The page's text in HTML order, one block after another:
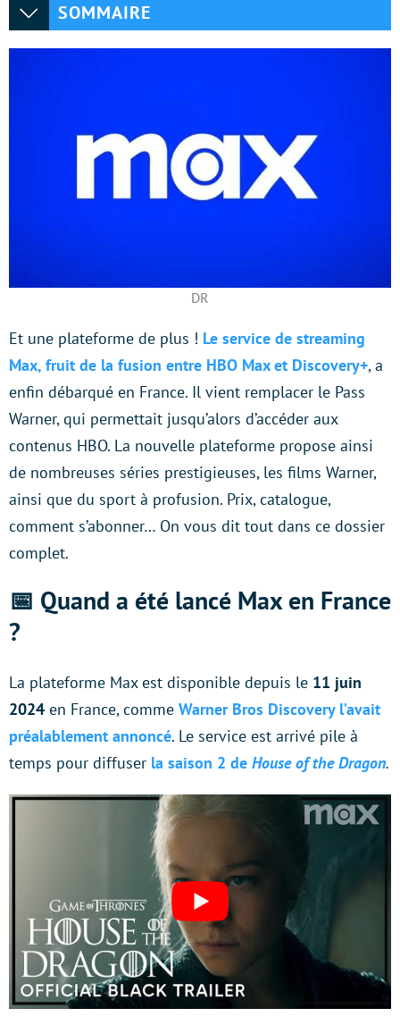
SOMMAIRE
DR
Et une plateforme de plus ! Le service de streaming
Max, fruit de la fusion entre HBO Max et Discovery+, a
enfin débarqué en France. Il vient remplacer le Pass
Warner, qui permettait jusqu’alors d’accéder aux
contenus HBO. La nouvelle plateforme propose ainsi
de nombreuses séries prestigieuses, les films Warner,
ainsi que du sport à profusion. Prix, catalogue,
comment s’abonner… On vous dit tout dans ce dossier
complet.
📅 Quand a été lancé Max en France
?
La plateforme Max est disponible depuis le 11 juin
2024 en France, comme Warner Bros Discovery l’avait
préalablement annoncé. Le service est arrivé pile à
temps pour diffuser la saison 2 de House of the Dragon.